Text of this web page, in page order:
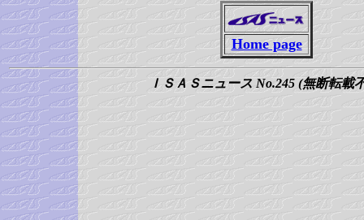
Home page
ＩＳＡＳニュース No.245 (無断転載